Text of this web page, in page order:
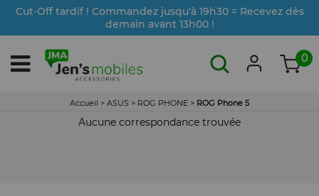
Cut-Off tardif ! Commandez jusqu'à 19h30 = Recevez dès
demain avant 13h00 !
0
Accueil > ASUS > ROG PHONE > ROG Phone 5
Aucune correspondance trouvée